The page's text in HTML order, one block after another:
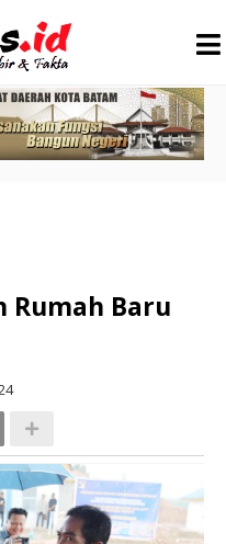
Rumah Baru